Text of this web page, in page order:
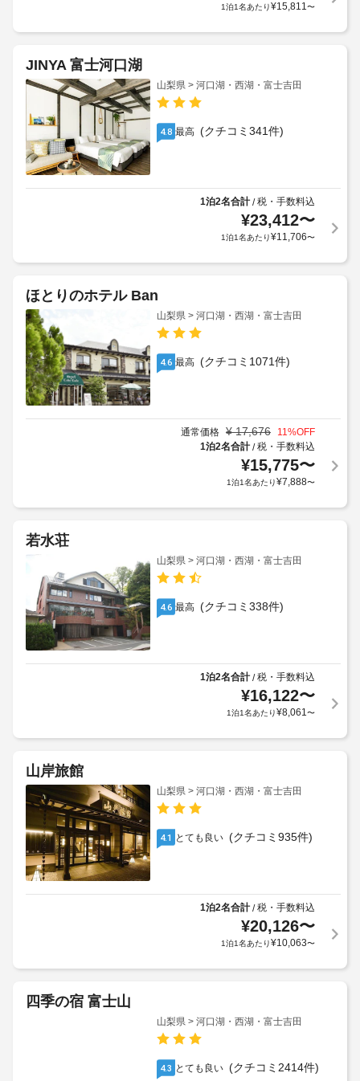
1泊1名あたり¥15,811〜
JINYA 富士河口湖
山梨県 > 河口湖・西湖・富士吉田
4.8 最高 (クチコミ341件)
1泊2名合計/税・手数料込
¥23,412〜
1泊1名あたり¥11,706〜
ほとりのホテル Ban
山梨県 > 河口湖・西湖・富士吉田
4.6 最高 (クチコミ1071件)
通常価格 ¥ 17,676 11%OFF
1泊2名合計/税・手数料込
¥15,775〜
1泊1名あたり¥7,888〜
若水荘
山梨県 > 河口湖・西湖・富士吉田
4.6 最高 (クチコミ338件)
1泊2名合計/税・手数料込
¥16,122〜
1泊1名あたり¥8,061〜
山岸旅館
山梨県 > 河口湖・西湖・富士吉田
4.1 とても良い (クチコミ935件)
1泊2名合計/税・手数料込
¥20,126〜
1泊1名あたり¥10,063〜
四季の宿 富士山
山梨県 > 河口湖・西湖・富士吉田
4.3 とても良い (クチコミ2414件)